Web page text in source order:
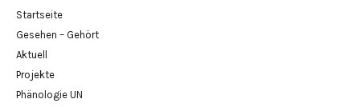
Startseite
Gesehen – Gehört
Aktuell
Projekte
Phänologie UN